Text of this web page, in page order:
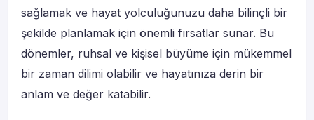
sağlamak ve hayat yolculuğunuzu daha bilinçli bir
şekilde planlamak için önemli fırsatlar sunar. Bu
dönemler, ruhsal ve kişisel büyüme için mükemmel
bir zaman dilimi olabilir ve hayatınıza derin bir
anlam ve değer katabilir.